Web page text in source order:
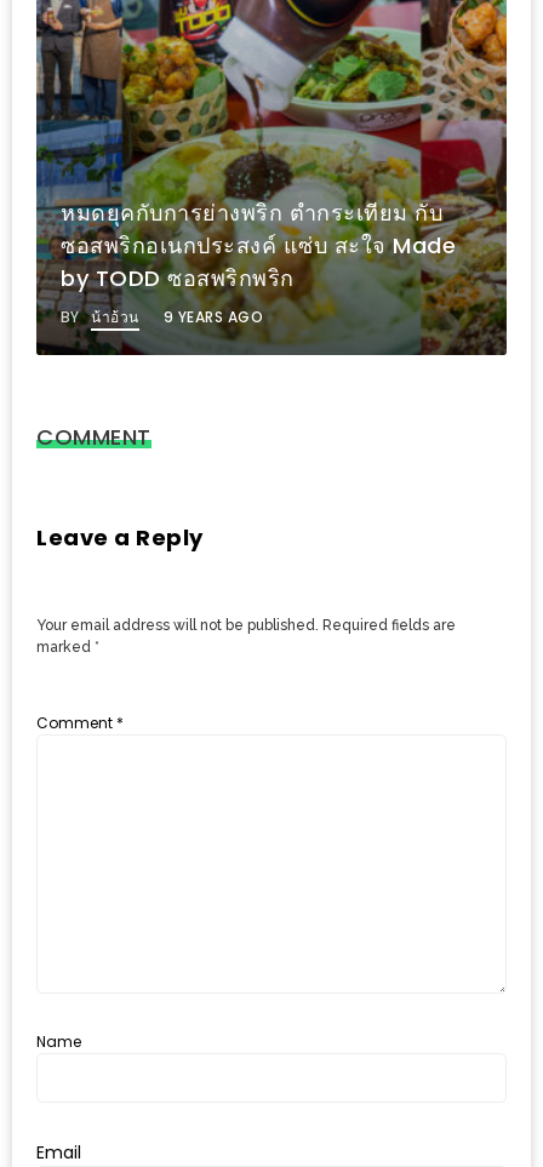
ญี่ปุ่น
ระดับ
พรีเมียม
พร้อม
สุ
กี้
เนื้อ
หมู
ดำ
คู
โร
สุด
UP,
พริก ตำกระเทียม กับ
สงค์ แซ่บ สะใจ Made
กพริก
AGO
แซ่บและเด็ดคูณสอง
คนมาน้อย จัดหนัก
เด็ดไม่เหมือนใคร
น้าอ้วน 8 YEARS AGO
COMMENT
Leave a Reply
Your email address will not be published. Required fields are
marked *
Comment *
Name
Email